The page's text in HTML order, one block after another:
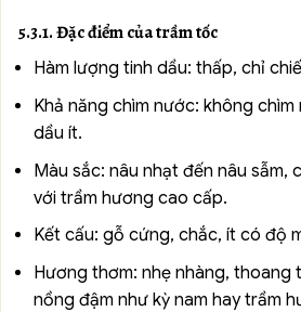
5.3.1. Đặc điểm của trầm tốc
Hàm lượng tinh dầu: thấp, chỉ
Khả năng chìm nước: không
dầu ít.
Màu sắc: nâu nhạt đến nâu sẫm,
với trầm hương cao cấp.
Kết cấu: gỗ cứng, chắc, ít có độ
Hương thơm: nhẹ nhàng, thoang
nồng đậm như kỳ nam hay trầm